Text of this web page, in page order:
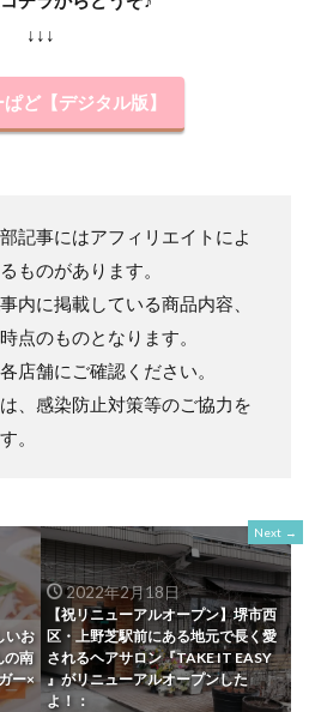
↓↓↓
ど【デジタル版】
記事にはアフィリエイトによ
ものがあります。
内に掲載している商品内容、
点のものとなります。
店舗にご確認ください。
、感染防止対策等のご協力を
。
いお
の南
ー×
Next
2022年2月18日
【祝リニューアルオープン】堺市西
区・上野芝駅前にある地元で長く愛
されるヘアサロン『TAKE IT EASY
』がリニューアルオープンした
よ！：